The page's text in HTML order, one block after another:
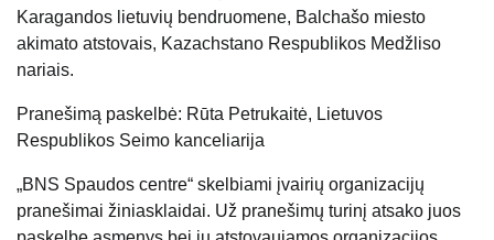
Karagandos lietuvių bendruomene, Balchašo miesto
akimato atstovais, Kazachstano Respublikos Medžliso
nariais.
Pranešimą paskelbė: Rūta Petrukaitė, Lietuvos
Respublikos Seimo kanceliarija
„BNS Spaudos centre“ skelbiami įvairių organizacijų
pranešimai žiniasklaidai. Už pranešimų turinį atsako juos